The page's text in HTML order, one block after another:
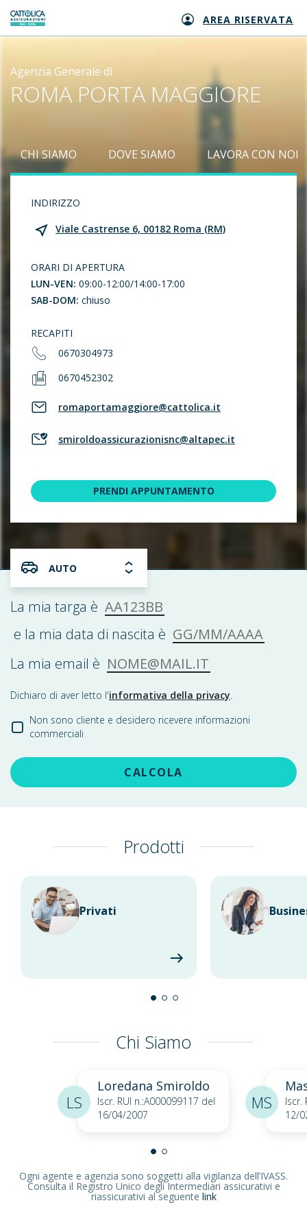
Generali logo AREA RISERVATA
Agenzia Generale di
ROMA PORTA MAGGIORE
CHI SIAMO DOVE SIAMO LAVORA CON NOI
INDIRIZZO
Viale Castrense 6, 00182 Roma (RM)
ORARI DI APERTURA
LUN-VEN: 09:00-12:00/14:00-17:00
SAB-DOM: chiuso
RECAPITI
0670304973
0670452302
romaportamaggiore@cattolica.it
smiroldoassicurazionisnc@altapec.it
PRENDI APPUNTAMENTO
AUTO
La mia targa è AA123BB
e la mia data di nascita è GG/MM/AAAA
La mia email è NOME@MAIL.IT
Dichiaro di aver letto l'informativa della privacy.
Non sono cliente e desidero ricevere informazioni
commerciali
CALCOLA
Prodotti
Privati
Chi Siamo
Loredana Smiroldo
Iscr. RUI n.:A000099117 del
16/04/2007
LS
Iscr.
12/
MS
Ogni agente e agenzia sono soggetti alla vigilanza dell’IVASS.
Consulta il Registro Unico degli Intermediari assicurativi e
riassicurativi al seguente link